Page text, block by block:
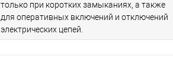
только при коротких замыканиях, а также
для оперативных включений и отключений
электрических цепей.